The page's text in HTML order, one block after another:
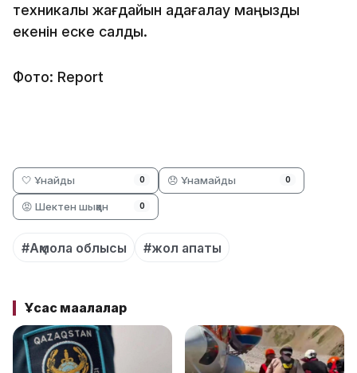
техникалық жағдайын қадағалау маңызды
екенін еске салды.
Фото: Report
🤍 Ұнайды 0 😞 Ұнамайды 0
😡 Шектен шыққан 0
#Ақмола облысы #жол апаты
Ұқсас мақалалар